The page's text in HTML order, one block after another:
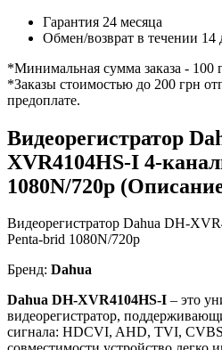
Гарантия 24 месяца
Обмен/возврат в течении 14
*Минимальная сумма заказа - 100
*Заказы стоимостью до 200 грн
предоплате.
Видеорегистратор
XVR4104HS-I 4-
1080N/720p
Видеорегистратор Dahua DH-
Penta-brid 1080N/720p
Бренд: Dahua
Dahua DH-XVR4104HS-I – это
видеорегистратор,
сигнала: HDCVI, AHD, TVI, CVBS